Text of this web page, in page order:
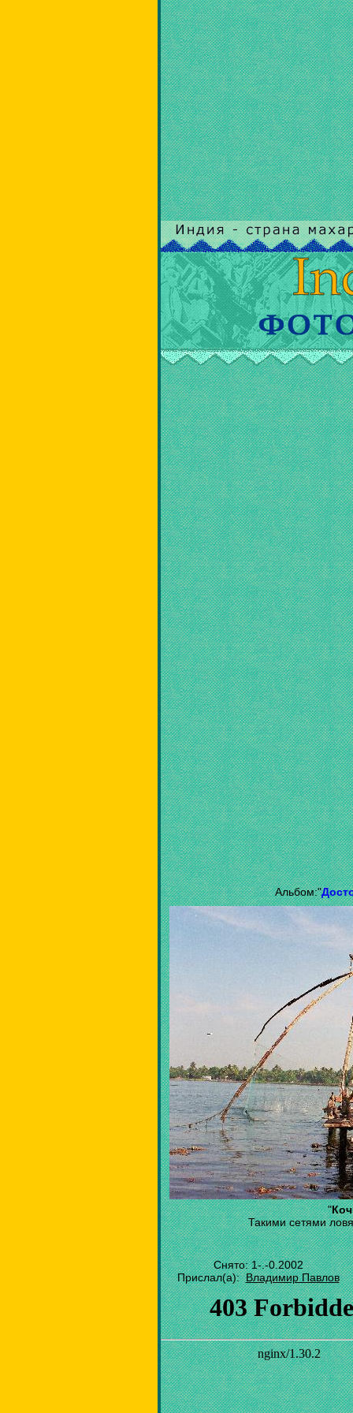
Альбом:"
"
Такими сетями
Снято: 1-.-0.2002
Прислал(а):Владимир Павлов